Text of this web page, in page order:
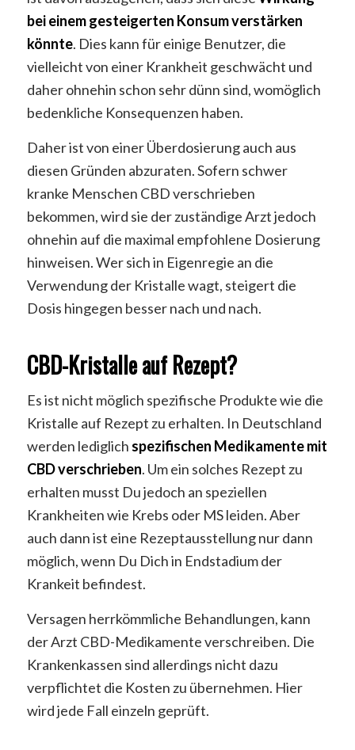
bei einem gesteigerten Konsum verstärken
könnte. Dies kann für einige Benutzer, die
vielleicht von einer Krankheit geschwächt und
daher ohnehin schon sehr dünn sind, womöglich
bedenkliche Konsequenzen haben.
Daher ist von einer Überdosierung auch aus
diesen Gründen abzuraten. Sofern schwer
kranke Menschen CBD verschrieben
bekommen, wird sie der zuständige Arzt jedoch
ohnehin auf die maximal empfohlene Dosierung
hinweisen. Wer sich in Eigenregie an die
Verwendung der Kristalle wagt, steigert die
Dosis hingegen besser nach und nach.
CBD-Kristalle auf Rezept?
Es ist nicht möglich spezifische Produkte wie die
Kristalle auf Rezept zu erhalten. In Deutschland
werden lediglich spezifischen Medikamente mit
CBD verschrieben. Um ein solches Rezept zu
erhalten musst Du jedoch an speziellen
Krankheiten wie Krebs oder MS leiden. Aber
auch dann ist eine Rezeptausstellung nur dann
möglich, wenn Du Dich in Endstadium der
Krankeit befindest.
Versagen herrkömmliche Behandlungen, kann
der Arzt CBD-Medikamente verschreiben. Die
Krankenkassen sind allerdings nicht dazu
verpflichtet die Kosten zu übernehmen. Hier
wird jede Fall einzeln geprüft.